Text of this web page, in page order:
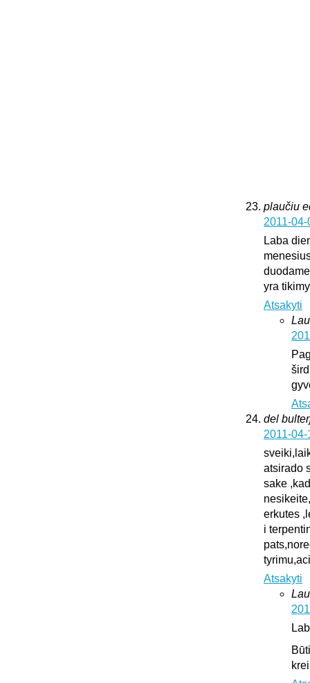
plaučiu
2011-
Laba
yra
Atsakyti
del
2011-
atsirado
sake
erkutes
i
Atsakyti